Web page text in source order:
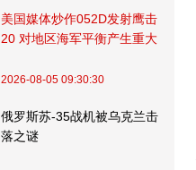
美国媒体炒作052D发射鹰击
20 对地区海军平衡产生重大
2026-08-05 09:30:30
俄罗斯苏-35战机被乌克兰击
落之谜